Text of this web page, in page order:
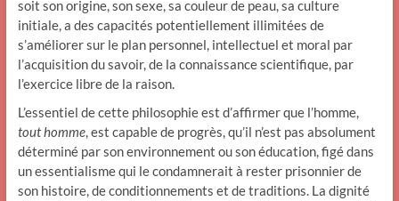
soit son origine, son sexe, sa couleur de peau, sa culture
initiale, a des capacités potentiellement illimitées de
s’améliorer sur le plan personnel, intellectuel et moral par
l’acquisition du savoir, de la connaissance scientifique, par
l’exercice libre de la raison.
L’essentiel de cette philosophie est d’affirmer que l’homme,
tout homme, est capable de progrès, qu’il n’est pas absolument
déterminé par son environnement ou son éducation, figé dans
un essentialisme qui le condamnerait à rester prisonnier de
son histoire, de conditionnements et de traditions. La dignité